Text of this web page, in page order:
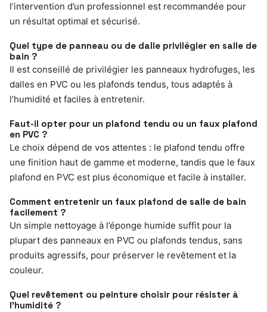
l’intervention d’un professionnel est recommandée pour
un résultat optimal et sécurisé.
Quel type de panneau ou de dalle privilégier en salle de
bain ?
Il est conseillé de privilégier les panneaux hydrofuges, les
dalles en PVC ou les plafonds tendus, tous adaptés à
l’humidité et faciles à entretenir.
Faut-il opter pour un plafond tendu ou un faux plafond
en PVC ?
Le choix dépend de vos attentes : le plafond tendu offre
une finition haut de gamme et moderne, tandis que le faux
plafond en PVC est plus économique et facile à installer.
Comment entretenir un faux plafond de salle de bain
facilement ?
Un simple nettoyage à l’éponge humide suffit pour la
plupart des panneaux en PVC ou plafonds tendus, sans
produits agressifs, pour préserver le revêtement et la
couleur.
Quel revêtement ou peinture choisir pour résister à
l’humidité ?